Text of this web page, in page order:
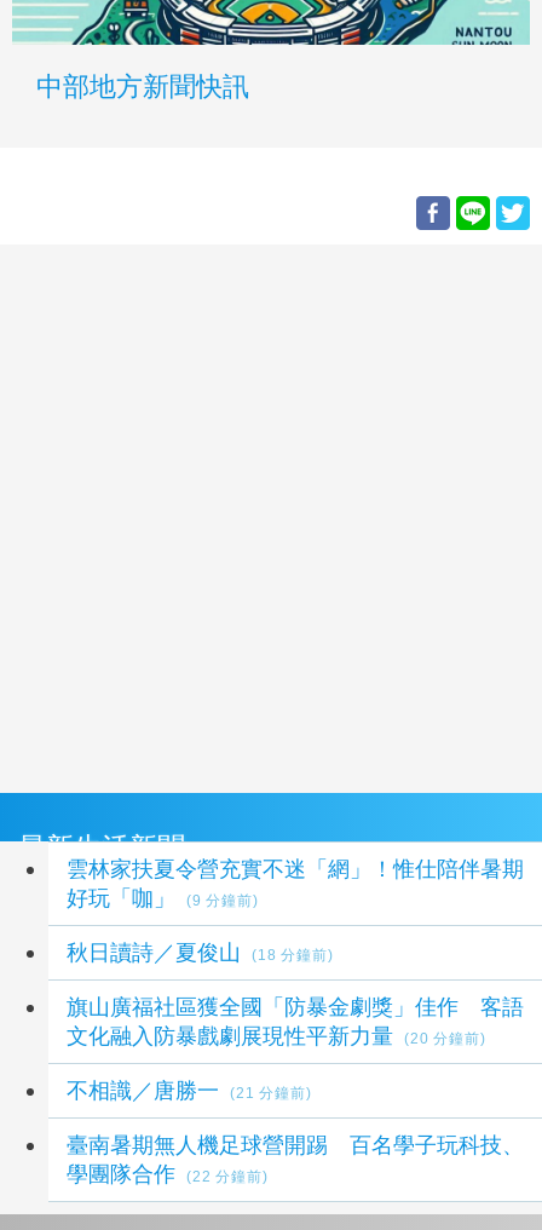
中部地方新聞快訊
最新生活新聞
雲林家扶夏令營充實不迷「網」！惟仕陪伴暑期
好玩「咖」
(9 分鐘前)
秋日讀詩／夏俊山 (18 分鐘前)
旗山廣福社區獲全國「防暴金劇獎」佳作 客語
文化融入防暴戲劇展現性平新力量
(20 分鐘前)
不相識／唐勝一 (21 分鐘前)
臺南暑期無人機足球營開踢 百名學子玩科技、
學團隊合作
(22 分鐘前)